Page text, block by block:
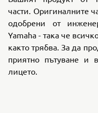
части. Оригиналните
одобрени от
Yamaha - така че
както трябва. За да
приятно пътуване и
лицето.